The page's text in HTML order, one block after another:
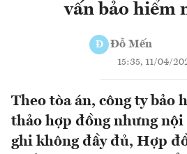
vấn bảo hiểm
Đ Đỗ Mến
15:35, 11/04/
Theo tòa án, công ty bảo
thảo hợp đồng nhưng
ghi không đầy đủ, Hợp